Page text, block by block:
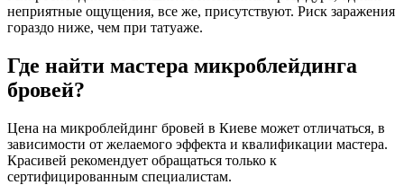
неприятные ощущения, все же, присутствуют. Риск заражения
гораздо ниже, чем при татуаже.
Где найти мастера микроблейдинга
бровей?
Цена на микроблейдинг бровей в Киеве может отличаться, в
зависимости от желаемого эффекта и квалификации мастера.
Красивей рекомендует обращаться только к
сертифицированным специалистам.